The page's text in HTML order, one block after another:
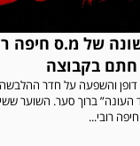
של מ.ס חיפה
חתם בקבוצה
דופן והשפעה על חדר
העונה” ברוך סער. השוער
רובי...